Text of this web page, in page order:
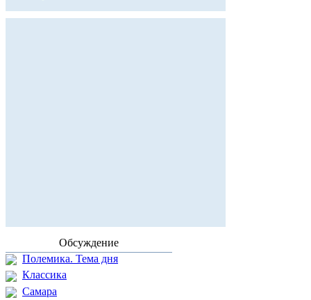
Обсуждение
Полемика. Тема дня
Классика
Самара